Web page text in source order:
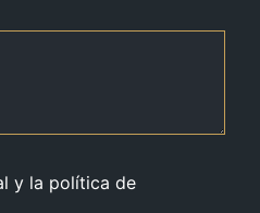
y la política de